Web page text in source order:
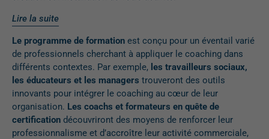
Lire la suite
Le programme de formation est conçu pour un éventail varié
de professionnels cherchant à appliquer le coaching dans
différents contextes. Par exemple, les travailleurs sociaux,
les éducateurs et les managers trouveront des outils
innovants pour intégrer le coaching au cœur de leur
organisation. Les coachs et formateurs en quête de
certification découvriront des moyens de renforcer leur
professionnalisme et d’accroître leur activité commerciale,